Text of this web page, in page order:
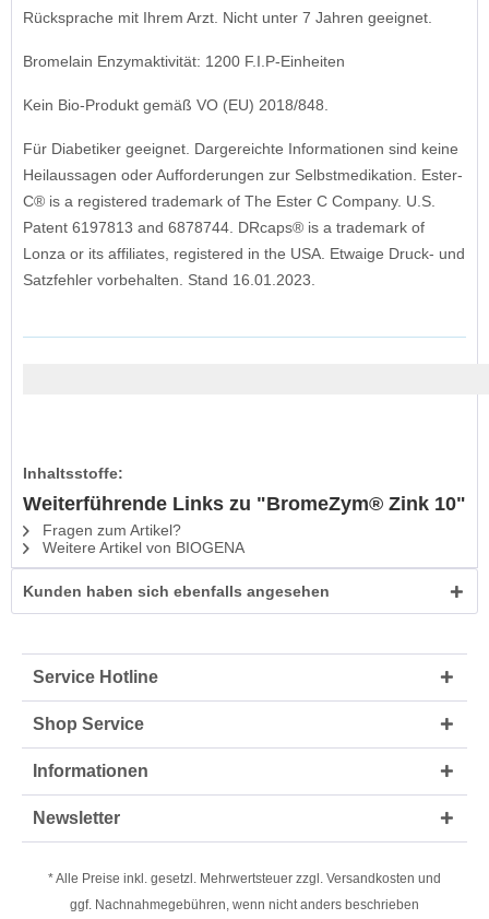
Rücksprache mit Ihrem Arzt. Nicht unter 7 Jahren geeignet.
Bromelain Enzymaktivität: 1200 F.I.P-Einheiten
Kein Bio-Produkt gemäß VO (EU) 2018/848.
Für Diabetiker geeignet. Dargereichte Informationen sind keine
Heilaussagen oder Aufforderungen zur Selbstmedikation. Ester-
C® is a registered trademark of The Ester C Company. U.S.
Patent 6197813 and 6878744. DRcaps® is a trademark of
Lonza or its affiliates, registered in the USA. Etwaige Druck- und
Satzfehler vorbehalten. Stand 16.01.2023.
Inhaltsstoffe:
Weiterführende Links zu "BromeZym® Zink 10"
Fragen zum Artikel?
Weitere Artikel von BIOGENA
Kunden haben sich ebenfalls angesehen
Service Hotline
Shop Service
Informationen
Newsletter
* Alle Preise inkl. gesetzl. Mehrwertsteuer zzgl. Versandkosten und
ggf. Nachnahmegebühren, wenn nicht anders beschrieben